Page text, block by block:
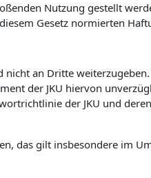
Nutzung gestellt
Gesetz normierten
an Dritte
der JKU hiervon
der JKU und
das gilt insbesondere im